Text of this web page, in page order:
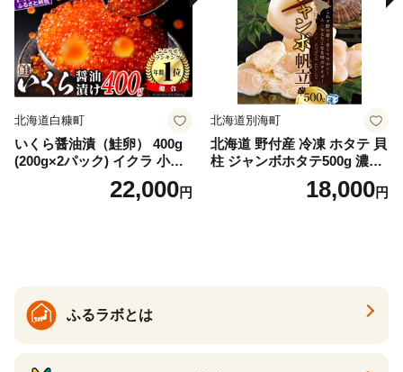
冷凍 厚切り 薄切り ふるさと
納税 ふるさとチョイス チョ
イス 北海道 白糠町
北海道白糠町
いくら醤油漬（鮭卵） 400g
(200g×2パック) イクラ 小分
け いくら醤油漬 鮭いくら い
くら醤油漬け 鮭 鮭卵 ikura
22,000円
北海道別海町
北海道 野付産 冷凍 ホタテ 貝
柱 ジャンボホタテ500g 濃厚
な旨味と甘み （ほたて ホタ
テ 帆立 貝柱 ホタテ貝柱 大玉
18,000円
ふるラボとは